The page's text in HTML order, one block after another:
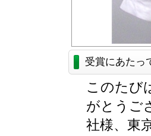
受賞にあたっ
このたび
がとうご
社様、東